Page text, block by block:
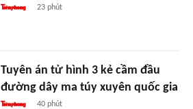
23 phút
Tuyên án tử hình 3 kẻ cầm đầu
đường dây ma túy xuyên quốc gia
40 phút